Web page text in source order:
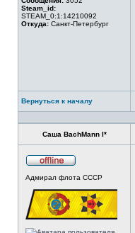
Steam_id:
STEAM_0:1:14210092
Откуда: Санкт-Петербург
Вернуться к началу
Саша BachMann I*
в
Адмирал флота СССР